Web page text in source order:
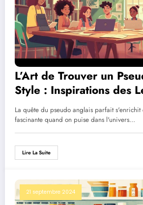
L’Art de Trouver un
Style : Inspirations des
Maritimes
La quête du pseudo anglais parfait
fascinante quand on puise dans l'univers…
Lire La Suite
21 septembre 2024